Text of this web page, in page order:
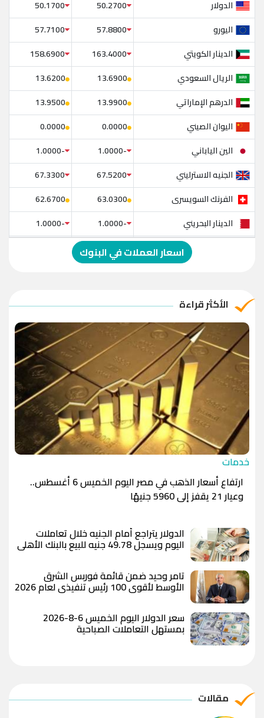
الدولار 50.2700
50.1700
اليورو
57.8800
57.7100
الدينار الكويتي
163.4000
158.6900
الريال السعودي
13.6900
13.6200
الدرهم الإماراتي
13.9900
13.9500
اليوان الصيني
0.0000
0.0000
الين الياباني
-1.0000
-1.0000
الجنيه الاسترليني
67.5200
67.3300
الفرنك السويسرى
63.0300
62.6700
الدينار البحريني
-1.0000
-1.0000
الدولار الإسترالي
-1.0000
الريال القطري
الدينار الأردني
-1.0000
-1.0000
اسعار العملات في البنوك
الأكثر قراءة
خدمات
ارتفاع أسعار الذهب في مصر اليوم الخميس 6 أغسطس..
وعيار 21 يقفز إلى 5960 جنيهًا
الدولار يتراجع أمام الجنيه خلال تعاملات
اليوم ويسجل 49.78 جنيه للبيع بالبنك الأهلي
المصري
تامر وحيد ضمن قائمة فوربس الشرق
الأوسط لأقوى 100 رئيس تنفيذي لعام 2026
سعر الدولار اليوم الخميس 6-8-2026
بمستهل التعاملات الصباحية
مقالات